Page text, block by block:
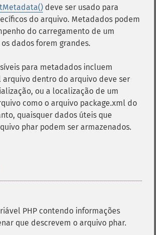
deve ser usado para
do arquivo. Metadados podem
do carregamento de um
dados forem grandes.
para metadados incluem
arquivo dentro do arquivo deve ser
ou a localização de um
como o arquivo package.xml do
quaisquer dados úteis que
phar podem ser armazenados.
PHP contendo informações
que descrevem o arquivo phar.